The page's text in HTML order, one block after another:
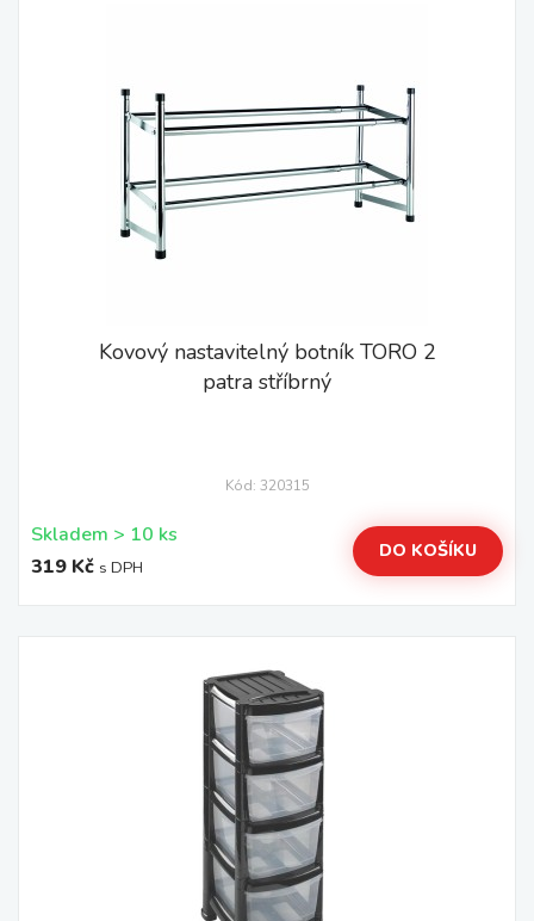
Kovový nastavitelný botník TORO 2
patra stříbrný
Kód: 320315
Skladem > 10 ks
319 Kč s DPH
DO KOŠÍKU